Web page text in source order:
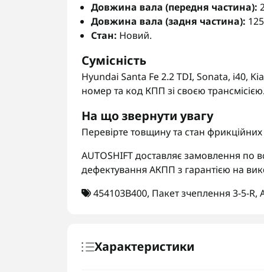
Довжина вала (передня частина):
Довжина вала (задня частина):
Стан: Новий.
Сумісність
Hyundai Santa Fe 2.2 TDI, Sonata, i40,
номер та код КПП зі своєю трансмісією.
На що звернути увагу
Перевірте товщину та стан
AUTOSHIFT доставляє замовлення по
дефектування АКПП з гарантією на
454103B400, Пакет зчеплення 3-5-R,
Характеристики